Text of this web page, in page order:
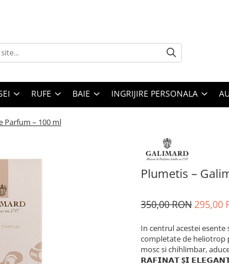
RUFE BAIE INGRIJIRE PERSONALA
Parfum – 100 ml
Plumetis –
350,00 RON295,00
In centrul acestei
completate de heliotrop
mosc si chihlimbar,
𝗥𝗔𝗙𝗜𝗡𝗔𝗧 Ș𝗜